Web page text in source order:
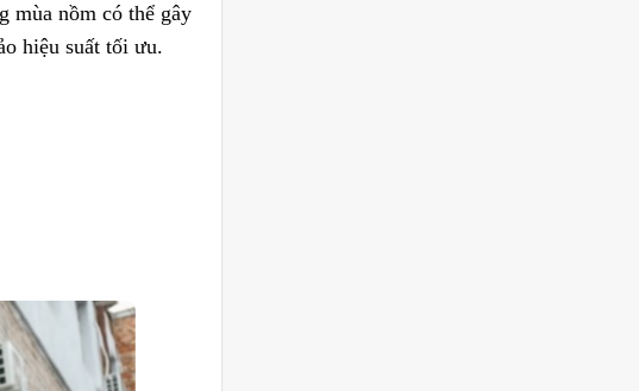
mùa nồm có thể gây
hiệu suất tối ưu.